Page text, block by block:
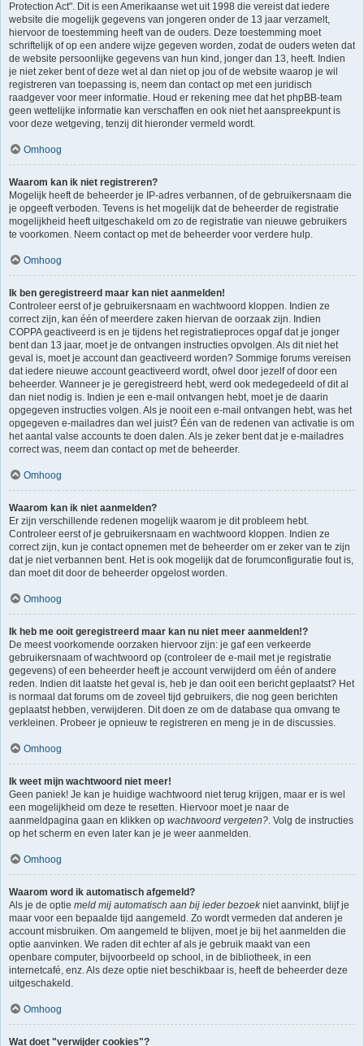
Protection Act". Dit is een Amerikaanse wet uit 1998 die vereist dat iedere
website die mogelijk gegevens van jongeren onder de 13 jaar verzamelt,
hiervoor de toestemming heeft van de ouders. Deze toestemming moet
schriftelijk of op een andere wijze gegeven worden, zodat de ouders weten dat
de website persoonlijke gegevens van hun kind, jonger dan 13, heeft. Indien
je niet zeker bent of deze wet al dan niet op jou of de website waarop je wil
registreren van toepassing is, neem dan contact op met een juridisch
raadgever voor meer informatie. Houd er rekening mee dat het phpBB-team
geen wettelijke informatie kan verschaffen en ook niet het aanspreekpunt is
voor deze wetgeving, tenzij dit hieronder vermeld wordt.
Omhoog
Waarom kan ik niet registreren?
Mogelijk heeft de beheerder je IP-adres verbannen, of de gebruikersnaam die
je opgeeft verboden. Tevens is het mogelijk dat de beheerder de registratie
mogelijkheid heeft uitgeschakeld om zo de registratie van nieuwe gebruikers
te voorkomen. Neem contact op met de beheerder voor verdere hulp.
Omhoog
Ik ben geregistreerd maar kan niet aanmelden!
Controleer eerst of je gebruikersnaam en wachtwoord kloppen. Indien ze
correct zijn, kan één of meerdere zaken hiervan de oorzaak zijn. Indien
COPPA geactiveerd is en je tijdens het registratieproces opgaf dat je jonger
bent dan 13 jaar, moet je de ontvangen instructies opvolgen. Als dit niet het
geval is, moet je account dan geactiveerd worden? Sommige forums vereisen
dat iedere nieuwe account geactiveerd wordt, ofwel door jezelf of door een
beheerder. Wanneer je je geregistreerd hebt, werd ook medegedeeld of dit al
dan niet nodig is. Indien je een e-mail ontvangen hebt, moet je de daarin
opgegeven instructies volgen. Als je nooit een e-mail ontvangen hebt, was het
opgegeven e-mailadres dan wel juist? Één van de redenen van activatie is om
het aantal valse accounts te doen dalen. Als je zeker bent dat je e-mailadres
correct was, neem dan contact op met de beheerder.
Omhoog
Waarom kan ik niet aanmelden?
Er zijn verschillende redenen mogelijk waarom je dit probleem hebt.
Controleer eerst of je gebruikersnaam en wachtwoord kloppen. Indien ze
correct zijn, kun je contact opnemen met de beheerder om er zeker van te zijn
dat je niet verbannen bent. Het is ook mogelijk dat de forumconfiguratie fout is,
dan moet dit door de beheerder opgelost worden.
Omhoog
Ik heb me ooit geregistreerd maar kan nu niet meer aanmelden!?
De meest voorkomende oorzaken hiervoor zijn: je gaf een verkeerde
gebruikersnaam of wachtwoord op (controleer de e-mail met je registratie
gegevens) of een beheerder heeft je account verwijderd om één of andere
reden. Indien dit laatste het geval is, heb je dan ooit een bericht geplaatst? Het
is normaal dat forums om de zoveel tijd gebruikers, die nog geen berichten
geplaatst hebben, verwijderen. Dit doen ze om de database qua omvang te
verkleinen. Probeer je opnieuw te registreren en meng je in de discussies.
Omhoog
Ik weet mijn wachtwoord niet meer!
Geen paniek! Je kan je huidige wachtwoord niet terug krijgen, maar er is wel
een mogelijkheid om deze te resetten. Hiervoor moet je naar de
aanmeldpagina gaan en klikken op wachtwoord vergeten?. Volg de instructies
op het scherm en even later kan je je weer aanmelden.
Omhoog
Waarom word ik automatisch afgemeld?
Als je de optie meld mij automatisch aan bij ieder bezoekniet aanvinkt, blijf je
maar voor een bepaalde tijd aangemeld. Zo wordt vermeden dat anderen je
account misbruiken. Om aangemeld te blijven, moet je bij het aanmelden die
optie aanvinken. We raden dit echter af als je gebruik maakt van een
openbare computer, bijvoorbeeld op school, in de bibliotheek, in een
internetcafé, enz. Als deze optie niet beschikbaar is, heeft de beheerder deze
uitgeschakeld.
Omhoog
Wat doet "verwijder cookies"?